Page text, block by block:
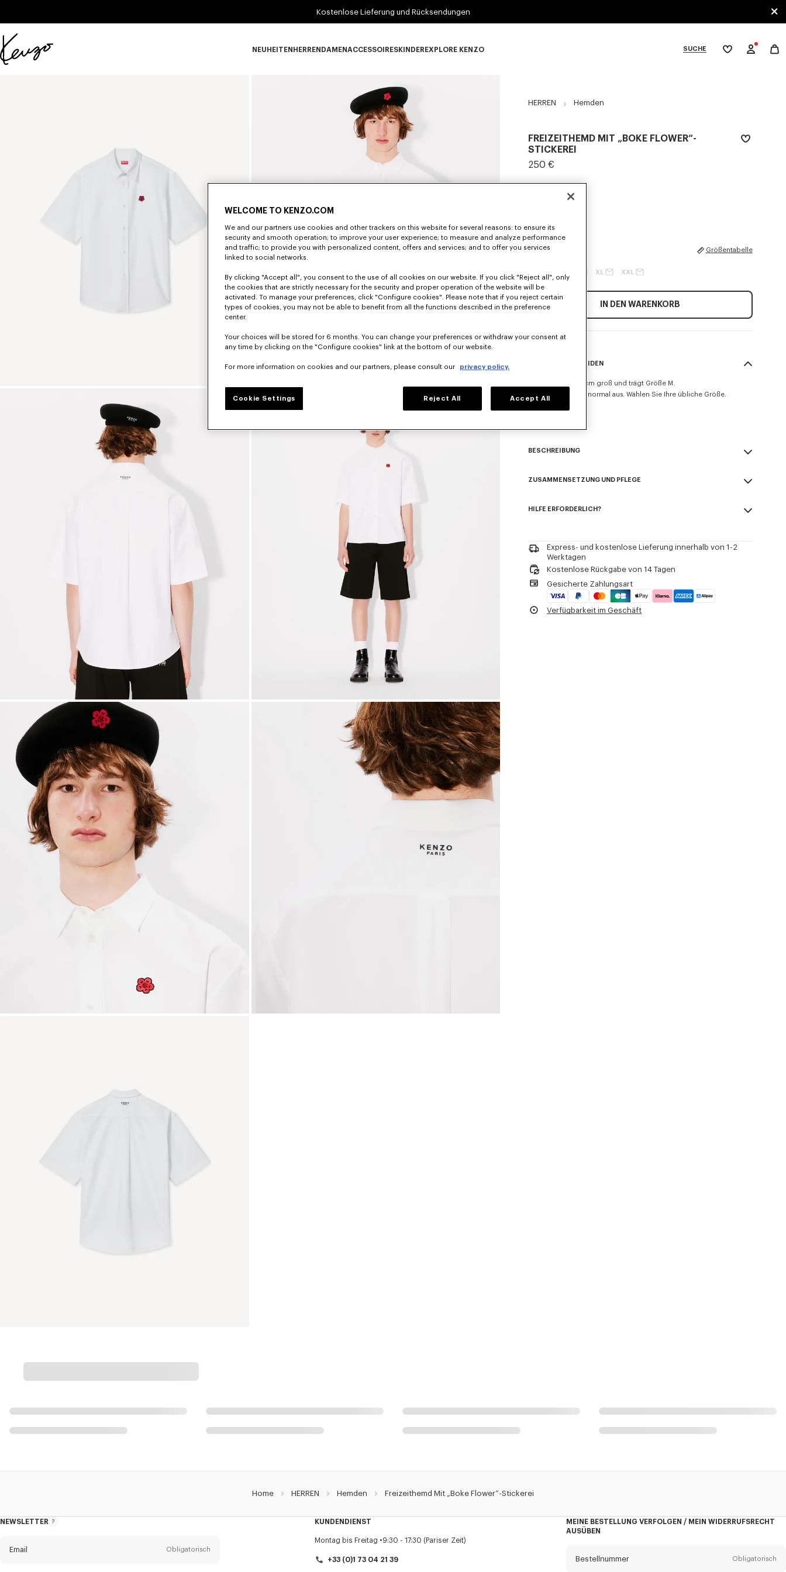
Kostenlose Lieferung und Rücksendungen
Offizielle
NEUHEITEN HERREN DAMENACCESSOIRESKINDER EXPLORE KENZO SUCHE
Meine
HERREN Hemden
FREIZEITHEMD MIT „BOKE FLOWER“-
STICKEREI
250 €
FARBEN :
GRÖSSEN Größentabelle
XL XXL
IN DEN WARENKORB
GRÖSSE & SCHNEIDEN
Das Model ist 185 cm groß und trägt Größe M.
Dieses Modell fällt normal aus. Wählen Sie Ihre übliche Größe.
BESCHREIBUNG
Boke-Flower-Stickerei auf der Brust.
Produkt-Referenz: FE65CH1239LO.01
ZUSAMMENSETZUNG UND PFLEGE
100% cotton
Kohlenwasserstoffen
Bügeln bei niedriger Temperatur
Zum Trocknen im Schatten aufhängen
Sehr schonende Feinwäsche 30°C
Sehr schonende professionelle Nassreinigung
HILFE ERFORDERLICH?
Express- und kostenlose Lieferung innerhalb von 1-2
Werktagen
Kostenlose Rückgabe von 14 Tagen
Gesicherte Zahlungsart
Verfügbarkeit im Geschäft
Home HERREN Hemden Freizeithemd Mit „Boke Flower“-Stickerei
NEWSLETTER
Über
Email Obligatorisch
KUNDENDIENST
Montag bis Freitag 9:30 - 17:30 (Pariser Zeit)
+33 (0)1 73 04 21 39
MEINE BESTELLUNG VERFOLGEN / MEIN WIDERRUFSRECHT
AUSÜBEN
Bestellnummer Obligatorisch
WELCOME TO KENZO.COM
We and our partners use cookies and other trackers on this website for several reasons: to ensure its
security and smooth operation; to improve your user experience; to measure and analyze performance
and traffic; to provide you with personalized content, offers and services; and to offer you services
linked to social networks.
By clicking "Accept all", you consent to the use of all cookies on our website. If you click "Reject all", only
the cookies that are strictly necessary for the security and proper operation of the website will be
activated. To manage your preferences, click "Configure cookies". Please note that if you reject certain
types of cookies, you may not be able to benefit from all the functions described in the preference
center.
Your choices will be stored for 6 months. You can change your preferences or withdraw your consent at
any time by clicking on the "Configure cookies" link at the bottom of our website.
For more information on cookies and our partners, please consult our privacy policy.
Cookie Settings Reject All Accept All